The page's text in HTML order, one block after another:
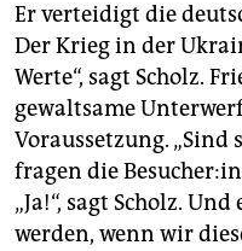
Er verteidigt die
Der Krieg in der
Werte“, sagt Scholz.
gewaltsame
Voraussetzung. „Sind
fragen die
„Ja!“, sagt Scholz.
werden, wenn wir